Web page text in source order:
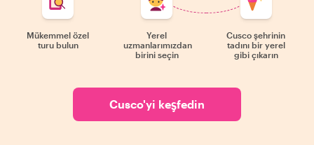
Mükemmel özel
turu bulun
Yerel
uzmanlarımızdan
birini seçin
Cusco şehrinin
tadını bir yerel
gibi çıkarın
Cusco'yi keşfedin